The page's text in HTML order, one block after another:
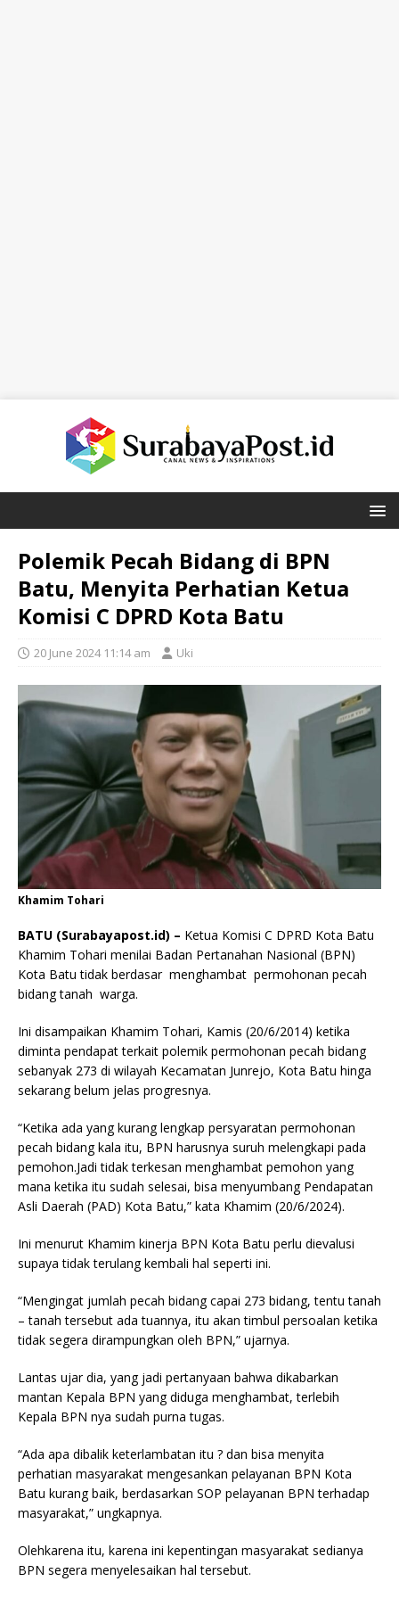
Polemik Pecah Bidang di BPN
Batu, Menyita Perhatian Ketua
Komisi C DPRD Kota Batu
20 June 2024 11:14 am Uki
Khamim Tohari
BATU (Surabayapost.id) – Ketua Komisi C DPRD Kota Batu
Khamim Tohari menilai Badan Pertanahan Nasional (BPN)
Kota Batu tidak berdasar menghambat permohonan pecah
bidang tanah warga.
Ini disampaikan Khamim Tohari, Kamis (20/6/2014) ketika
diminta pendapat terkait polemik permohonan pecah bidang
sebanyak 273 di wilayah Kecamatan Junrejo, Kota Batu hinga
sekarang belum jelas progresnya.
“Ketika ada yang kurang lengkap persyaratan permohonan
pecah bidang kala itu, BPN harusnya suruh melengkapi pada
pemohon.Jadi tidak terkesan menghambat pemohon yang
mana ketika itu sudah selesai, bisa menyumbang Pendapatan
Asli Daerah (PAD) Kota Batu,” kata Khamim (20/6/2024).
Ini menurut Khamim kinerja BPN Kota Batu perlu dievalusi
supaya tidak terulang kembali hal seperti ini.
“Mengingat jumlah pecah bidang capai 273 bidang, tentu tanah
– tanah tersebut ada tuannya, itu akan timbul persoalan ketika
tidak segera dirampungkan oleh BPN,” ujarnya.
Lantas ujar dia, yang jadi pertanyaan bahwa dikabarkan
mantan Kepala BPN yang diduga menghambat, terlebih
Kepala BPN nya sudah purna tugas.
“Ada apa dibalik keterlambatan itu ? dan bisa menyita
perhatian masyarakat mengesankan pelayanan BPN Kota
Batu kurang baik, berdasarkan SOP pelayanan BPN terhadap
masyarakat,” ungkapnya.
Olehkarena itu, karena ini kepentingan masyarakat sedianya
BPN segera menyelesaikan hal tersebut.